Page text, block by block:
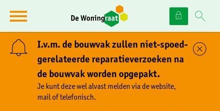
Naar hoofdinhoud
Naar hoofdnavigatiemenu
Naar de homepage
Ga naar Hoofd
I.v.m. de bouwvak zullen niet-spoed-
gerelateerde reparatieverzoeken na
de bouwvak worden opgepakt.
Je kunt deze wel alvast melden via de website,
mail of telefonisch.